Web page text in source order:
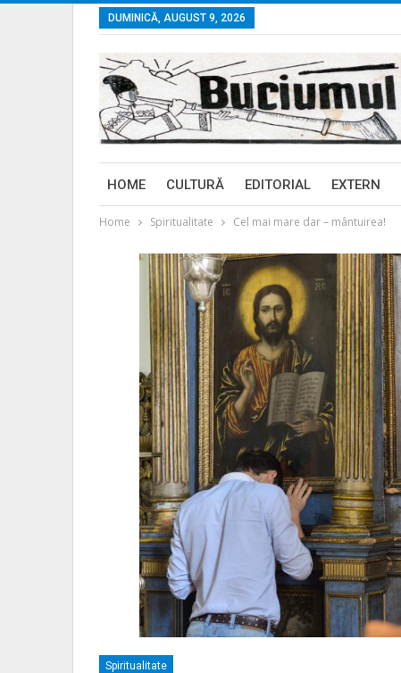
DUMINICĂ, AUGUST 9, 2026
HOME CULTURĂ EDITORIAL EXTERN
Home Spiritualitate Cel mai mare dar – mântuirea!
Spiritualitate